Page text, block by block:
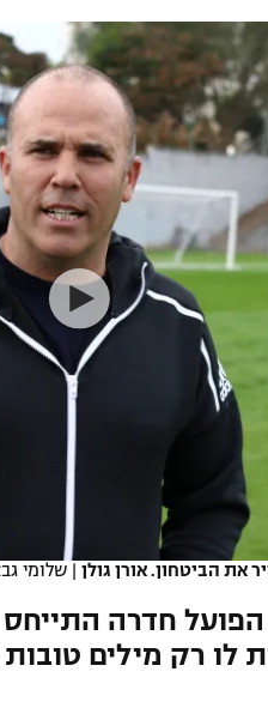
הפועל תל אביב
הפועל חיפה
הפועל באר שבע
מכבי נתניה
בני יהודה
הביטחון. אורן גולן | שלומי
חדרה
לו רק מילים